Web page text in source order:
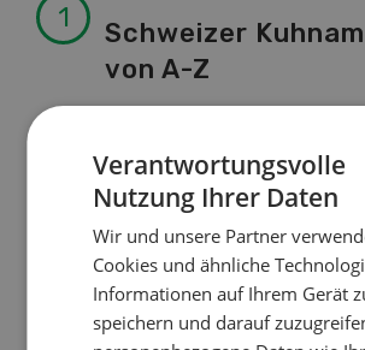
Schweizer
von A-Z
Pflanzenbau
Erst das Ziel, dann
Zwischenfrucht
Betriebsführung
Verantwortungsvolle
Nutzung Ihrer Daten
Wir und unsere Partner
Cookies und ähnliche
Informationen auf Ihrem Gerät
speichern und darauf